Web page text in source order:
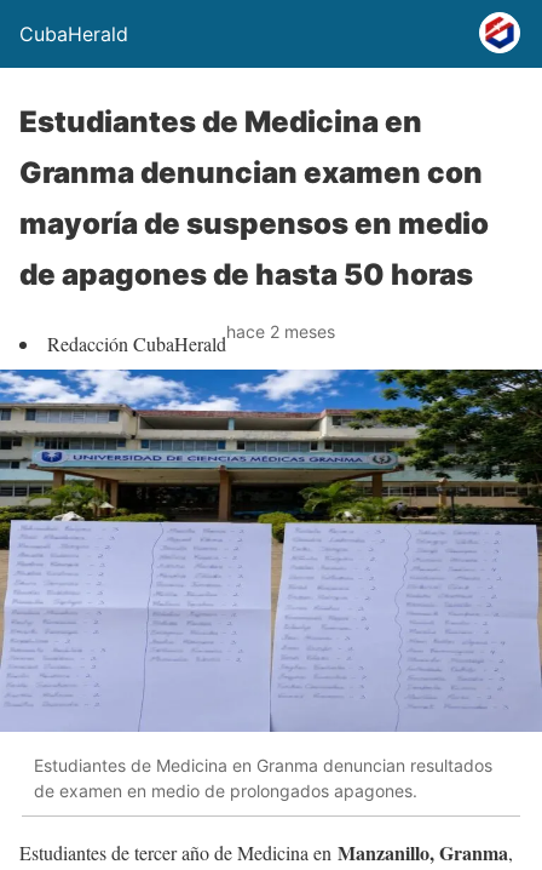
CubaHerald
Estudiantes de Medicina en
Granma denuncian examen con
mayoría de suspensos en medio
de apagones de hasta 50 horas
Redacción CubaHeraldhace 2 meses
Estudiantes de Medicina en Granma denuncian resultados
de examen en medio de prolongados apagones.
Estudiantes de tercer año de Medicina en Manzanillo, Granma,